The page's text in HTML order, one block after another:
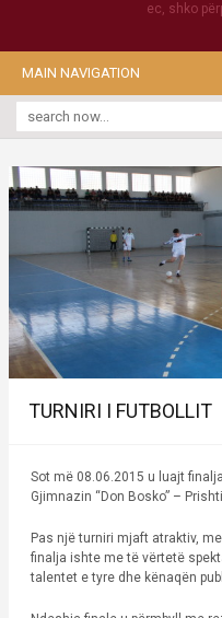
ec, shko
MAIN NAVIGATION
TURNIRI I FUTBOLLIT
Sot më 08.06.2015 u luajt
Gjimnazin “Don Bosko” –
Pas një turniri mjaft atraktiv,
finalja ishte me të vërtetë
talentet e tyre dhe kënaqën